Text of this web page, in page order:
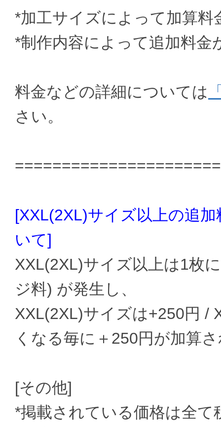
*加工サイズによって加算料
*制作内容によって追加料
料金などの詳細については
さい。
[XXL(2XL)サイズ以上の追
いて]
XXL(2XL)サイズ以上は1枚
ジ料) が発生し、
XXL(2XL)サイズは+250円 /
くなる毎に＋250円が加算
[その他]
*掲載されている価格は全て